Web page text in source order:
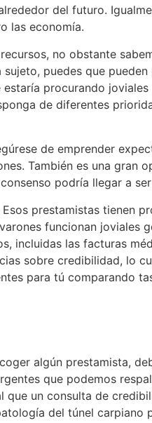
del futuro.
las economía.
no obstante
puedes que
procurando
de diferentes
de emprender
También es una gran
podrí­a llegar a
prestamistas tienen
funcionan joviales
incluidas las facturas
sobre credibilidad, lo
para tú comparando
algún prestamista,
que podemos
un consulta de
del túnel carpiano